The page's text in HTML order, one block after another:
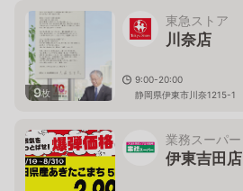
9枚
東急ストア
川奈店
9:00-20:00
静岡県伊東市川奈1215-1
業務スーパー
伊東吉田店